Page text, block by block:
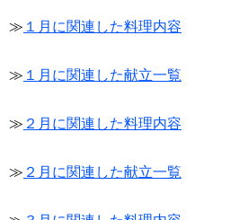
≫ １月に関連した料理内容
≫ １月に関連した献立一覧
≫ ２月に関連した料理内容
≫ ２月に関連した献立一覧